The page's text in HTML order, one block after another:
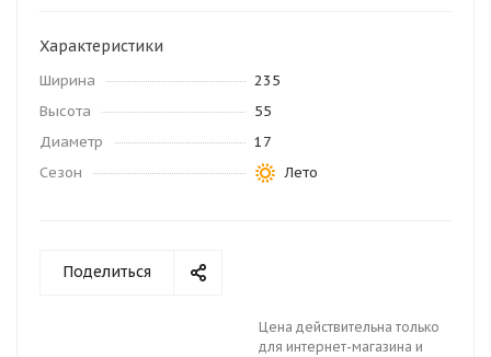
Характеристики
Ширина
235
Высота
55
Диаметр
17
Сезон
Лето
Поделиться
Цена действительна только
для интернет-магазина и